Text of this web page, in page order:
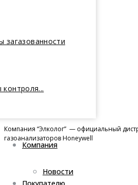
загазованности
Компания “Элколог” — официальный
газоанализаторов Honeywell
Компания
Новости